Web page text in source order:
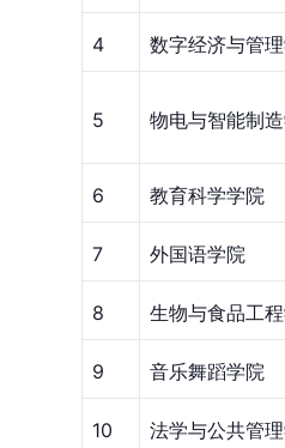
4 数字经济与管
5 物电与智能制
6 教育科学学院
7 外国语学院
8 生物与食品工
9 音乐舞蹈学院
10 法学与公共管